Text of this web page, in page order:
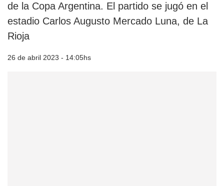
de la Copa Argentina. El partido se jugó en el
estadio Carlos Augusto Mercado Luna, de La
Rioja
26 de abril 2023 - 14:05hs